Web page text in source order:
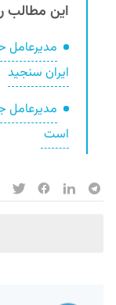
این مطالب
مدیرعامل
ایران سنجید
مدیرعامل
است